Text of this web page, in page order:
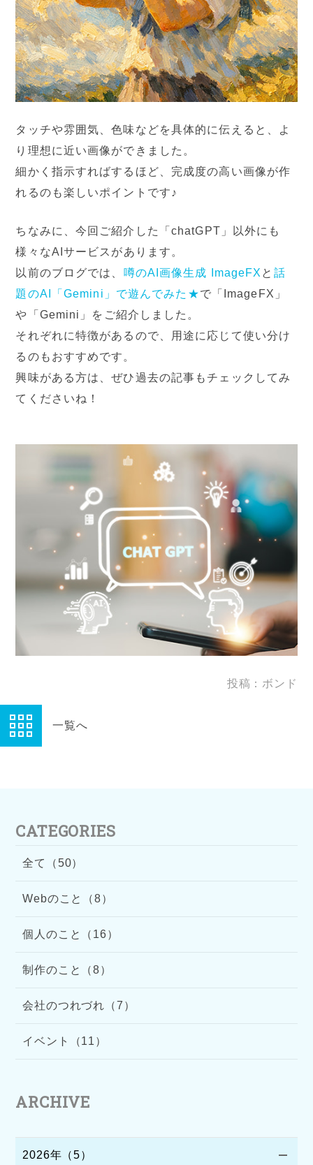
タッチや雰囲気、色味などを具体的に伝えると、よ
り理想に近い画像ができました。
細かく指示すればするほど、完成度の高い画像が作
れるのも楽しいポイントです♪
ちなみに、今回ご紹介した「chatGPT」以外にも
様々なAIサービスがあります。
以前のブログでは、 噂のAI画像生成 ImageFX と 話
題のAI「Gemini」で遊んでみた★で「ImageFX」
や「Gemini」をご紹介しました。
それぞれに特徴があるので、用途に応じて使い分け
るのもおすすめです。
興味がある方は、ぜひ過去の記事もチェックしてみ
てくださいね！
投稿：ボンド
一覧へ
CATEGORIES
全て（50）
Webのこと（8）
個人のこと（16）
制作のこと（8）
会社のつれづれ（7）
イベント（11）
ARCHIVE
2026年（5）